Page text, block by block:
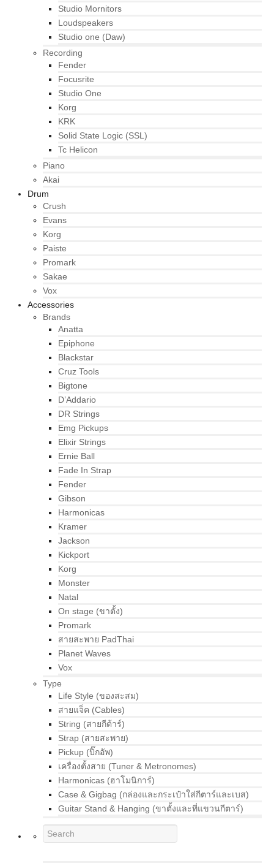
Studio Mornitors
Loudspeakers
Studio one (Daw)
Recording
Fender
Focusrite
Studio One
Korg
KRK
Solid State Logic (SSL)
Tc Helicon
Piano
Akai
Drum
Crush
Evans
Korg
Paiste
Promark
Sakae
Vox
Accessories
Brands
Anatta
Epiphone
Blackstar
Cruz Tools
Bigtone
D’Addario
DR Strings
Emg Pickups
Elixir Strings
Ernie Ball
Fade In Strap
Fender
Gibson
Harmonicas
Kramer
Jackson
Kickport
Korg
Monster
Natal
On stage (ขาตั้ง)
Promark
สายสะพาย PadThai
Planet Waves
Vox
Type
Life Style (ของสะสม)
สายแจ็ค (Cables)
String (สายกีต้าร์)
Strap (สายสะพาย)
Pickup (ปิ๊กอัพ)
เครื่องตั้งสาย (Tuner & Metronomes)
Harmonicas (ฮาโมนิการ์)
Case & Gigbag (กล่องและกระเป๋าใส่กีตาร์และเบส)
Guitar Stand & Hanging (ขาตั้งและที่แขวนกีตาร์)